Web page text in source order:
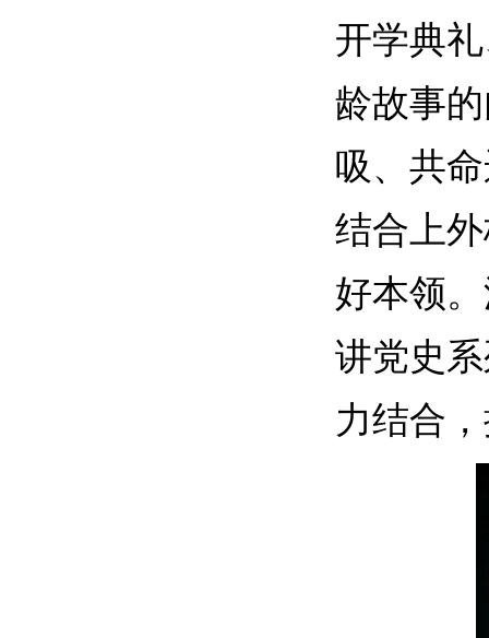
开学典
龄故事
吸、共
结合上
好本领
讲党史
力结合